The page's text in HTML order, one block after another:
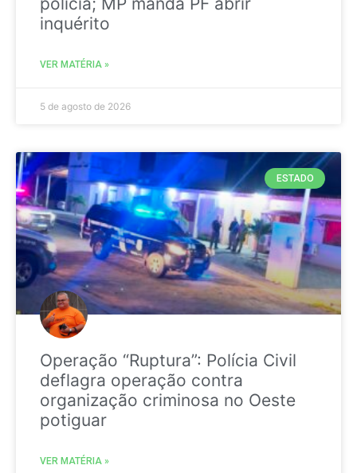
inquérito
VER MATÉRIA »
5 de agosto de 2026
ESTADO
Operação “Ruptura”: Polícia Civil
deflagra operação contra
organização criminosa no Oeste
potiguar
VER MATÉRIA »